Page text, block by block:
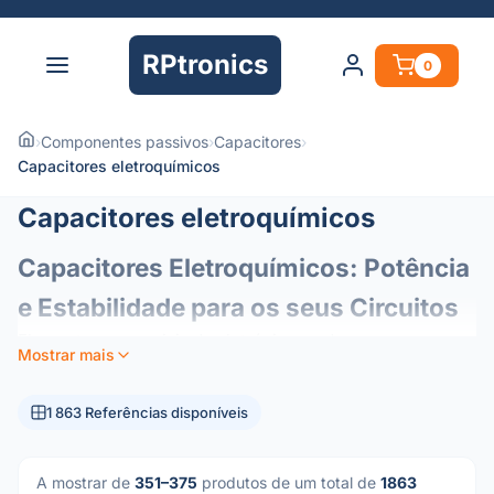
RPtronics 0
›Componentes passivos›Capacitores›
Capacitores eletroquímicos
Capacitores eletroquímicos
Capacitores Eletroquímicos: Potência
e Estabilidade para os seus Circuitos
condensadores eletroquímicos (ou eletrolíticos)
circuitos. Concebidos para oferecer uma elevada
componentes preferenciais para a gestão de energia e
Mostrar mais
1 863 Referências disponíveis
A mostrar de 351–375 produtos de um total de 1863